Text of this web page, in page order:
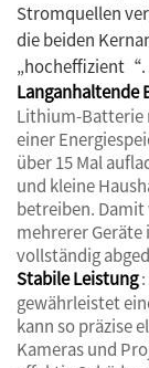
Stromquellen
die beiden
„hocheffizient“.
Langanhaltende
Lithium-Batterie
einer
über 15 Mal
und kleine
betreiben.
mehrerer Geräte
vollständig
Stabile Leistung
gewährleistet
kann so präzise
Kameras und